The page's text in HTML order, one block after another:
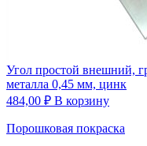
Угол простой внешний,
металла 0,45 мм, цинк
484,00 ₽ В корзину
Порошковая покраска